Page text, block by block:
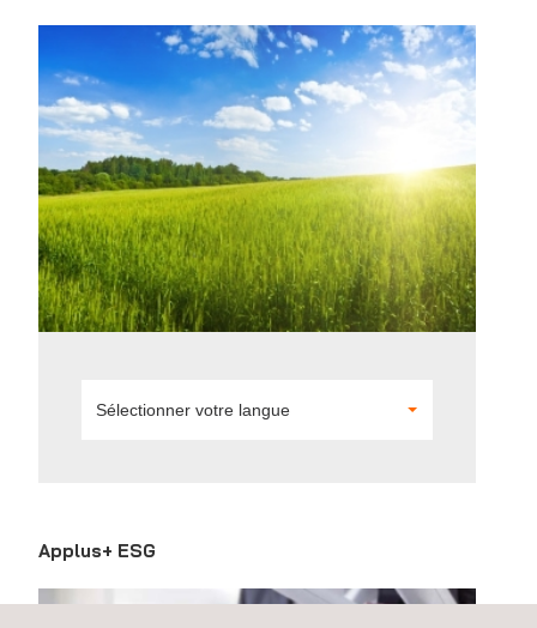
Sélectionner votre langue
Applus+ ESG